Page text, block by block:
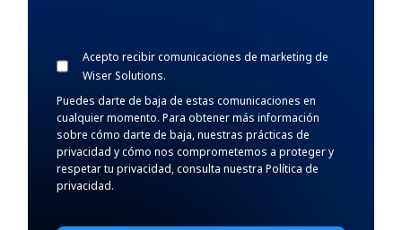
Acepto recibir comunicaciones de marketing de
Wiser Solutions.
Puedes darte de baja de estas comunicaciones en
cualquier momento. Para obtener más información
sobre cómo darte de baja, nuestras prácticas de
privacidad y cómo nos comprometemos a proteger y
respetar tu privacidad, consulta nuestra Política de
privacidad.